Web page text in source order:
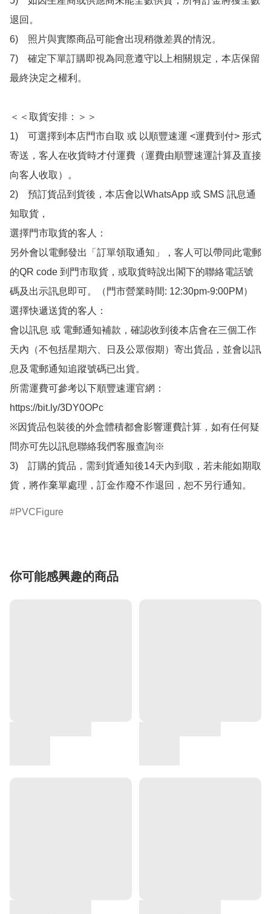
退回。
6)　照片與實際商品可能會出現稍微差異的情況。
7)　確定下單訂購即視為同意遵守以上相關規定，本店保留
最終決定之權利。
＜＜取貨安排：＞＞
1)　可選擇到本店門市自取 或 以順豐速運 <運費到付> 形式
寄送，客人在收貨時才付運費（運費由順豐速運計算及直接
向客人收取）。
2)　預訂貨品到貨後，本店會以WhatsApp 或 SMS 訊息通
知取貨，
選擇門市取貨的客人：
另外會以電郵發出「訂單領取通知」，客人可以帶同此電郵
的QR code 到門市取貨，或取貨時說出閣下的聯絡電話號
碼及出示訊息即可。（門市營業時間: 12:30pm-9:00PM）
選擇快遞送貨的客人：
會以訊息 或 電郵通知補款，確認收到後本店會在三個工作
天內（不包括星期六、日及公眾假期）寄出貨品，並會以訊
息及電郵通知追蹤號碼已出貨。
所需運費可參考以下順豐速運官網：
https://bit.ly/3DY0OPc
※因貨品包裝後的外盒體積都會影響運費計算，如有任何疑
問亦可先以訊息聯絡我們客服查詢※
3)　訂購的貨品，需到貨通知後14天內到取，若未能如期取
貨，將作棄單處理，訂金作廢不作退回，恕不另行通知。
PVCFigure
你可能感興趣的商品